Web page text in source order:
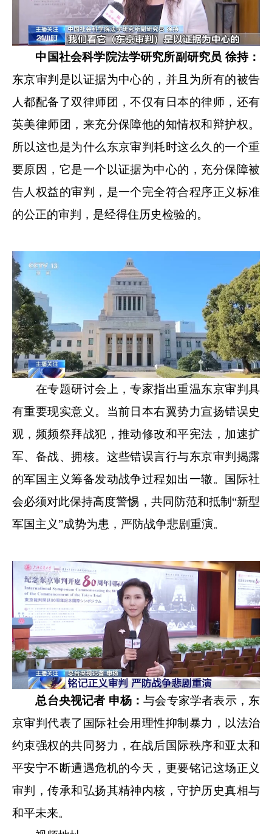
中国社会科学院法学研究所副研究员 徐持：
东京审判是以证据为中心的，并且为所有的被告
人都配备了双律师团，不仅有日本的律师，还有
英美律师团，来充分保障他的知情权和辩护权。
所以这也是为什么东京审判耗时这么久的一个重
要原因，它是一个以证据为中心的，充分保障被
告人权益的审判，是一个完全符合程序正义标准
的公正的审判，是经得住历史检验的。
在专题研讨会上，专家指出重温东京审判具
有重要现实意义。当前日本右翼势力宣扬错误史
观，频频祭拜战犯，推动修改和平宪法，加速扩
军、备战、拥核。这些错误言行与东京审判揭露
的军国主义筹备发动战争过程如出一辙。国际社
会必须对此保持高度警惕，共同防范和抵制“新型
军国主义”成势为患，严防战争悲剧重演。
总台央视记者 申杨：与会专家学者表示，东
京审判代表了国际社会用理性抑制暴力，以法治
约束强权的共同努力，在战后国际秩序和亚太和
平安宁不断遭遇危机的今天，更要铭记这场正义
审判，传承和弘扬其精神内核，守护历史真相与
和平未来。